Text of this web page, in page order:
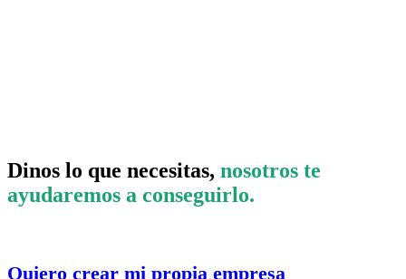
Dinos lo que necesitas, nosotros te
ayudaremos a conseguirlo.
Quiero crear mi propia empresa